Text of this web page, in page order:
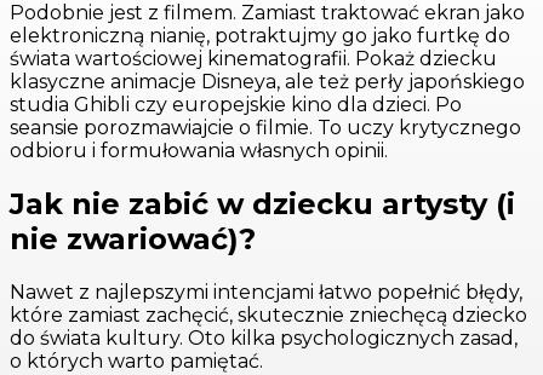
Podobnie jest z filmem. Zamiast traktować ekran jako
elektroniczną nianię, potraktujmy go jako furtkę do
świata wartościowej kinematografii. Pokaż dziecku
klasyczne animacje Disneya, ale też perły japońskiego
studia Ghibli czy europejskie kino dla dzieci. Po
seansie porozmawiajcie o filmie. To uczy krytycznego
odbioru i formułowania własnych opinii.
Jak nie zabić w dziecku artysty (i
nie zwariować)?
Nawet z najlepszymi intencjami łatwo popełnić błędy,
które zamiast zachęcić, skutecznie zniechęcą dziecko
do świata kultury. Oto kilka psychologicznych zasad,
o których warto pamiętać.